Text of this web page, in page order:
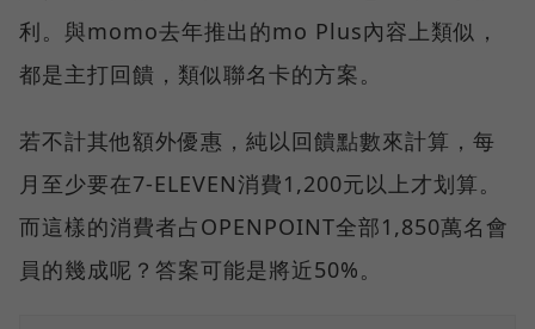
利。與momo去年推出的mo Plus內容上類似，
都是主打回饋，類似聯名卡的方案。
若不計其他額外優惠，純以回饋點數來計算，每
月至少要在7-ELEVEN消費1,200元以上才划算。
而這樣的消費者占OPENPOINT全部1,850萬名會
員的幾成呢？答案可能是將近50%。